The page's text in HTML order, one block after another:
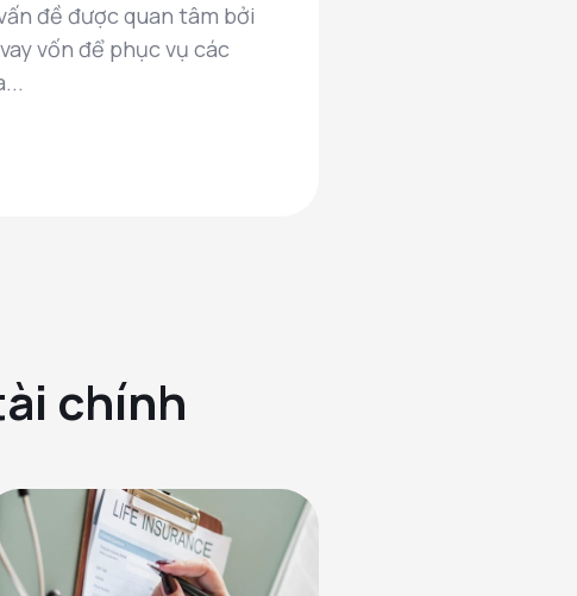
đề được quan tâm bởi
vốn để phục vụ các
chính